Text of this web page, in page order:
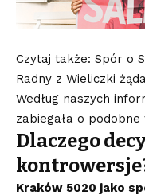
Czytaj także: Spór o
Radny z Wieliczki
Według naszych
zabiegała o
Dlaczego
Kraków 5020 jako